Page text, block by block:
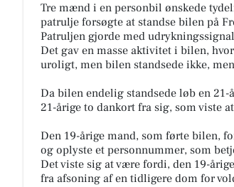
Tre mænd i en personbil ønskede
patrulje forsøgte at standse bilen på
Patruljen gjorde med
Det gav en masse aktivitet i bilen,
uroligt, men bilen standsede ikke,
Da bilen endelig standsede løb en
21-årige to dankort fra sig, som viste
Den 19-årige mand, som førte bilen,
og oplyste et personnummer, som
Det viste sig at være fordi, den 19-
fra afsoning af en tidligere dom for